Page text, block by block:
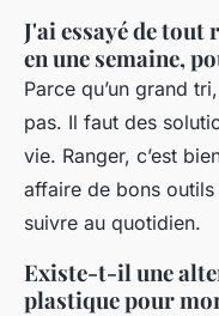
J'ai essayé de
en une semaine,
Parce qu’un grand
pas. Il faut des
vie. Ranger, c’est
affaire de bons
suivre au quotidien.
Existe-t-il une
plastique pour